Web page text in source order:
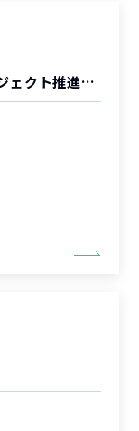
大手人材紹介会社_データ戦略プロジェクト推進支援